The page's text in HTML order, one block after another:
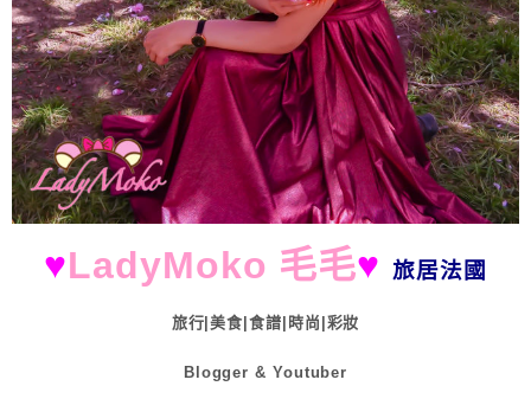
♥LadyMoko 毛毛♥ 旅居法國
旅行|美食|食譜|時尚|彩妝
Blogger & Youtuber